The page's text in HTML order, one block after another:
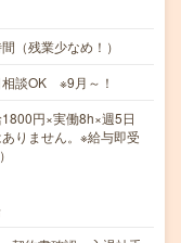
（残業少なめ！）
談OK ※9月～！
円×実働8h×週5日
りません。※給与即受